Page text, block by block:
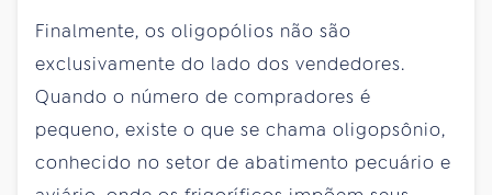
Finalmente, os oligopólios não são
exclusivamente do lado dos vendedores.
Quando o número de compradores é
pequeno, existe o que se chama oligopsônio,
conhecido no setor de abatimento pecuário e